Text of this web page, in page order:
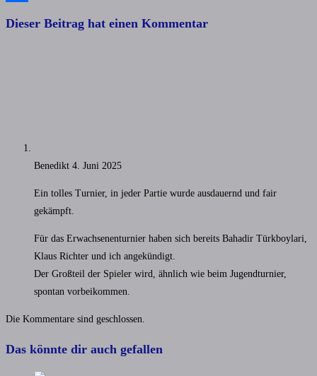
Dieser Beitrag hat einen Kommentar
Benedikt 4. Juni 2025
Ein tolles Turnier, in jeder Partie wurde ausdauernd und fair
gekämpft.
Für das Erwachsenenturnier haben sich bereits Bahadir Türkboylari,
Klaus Richter und ich angekündigt.
Der Großteil der Spieler wird, ähnlich wie beim Jugendturnier,
spontan vorbeikommen.
Die Kommentare sind geschlossen.
Das könnte dir auch gefallen